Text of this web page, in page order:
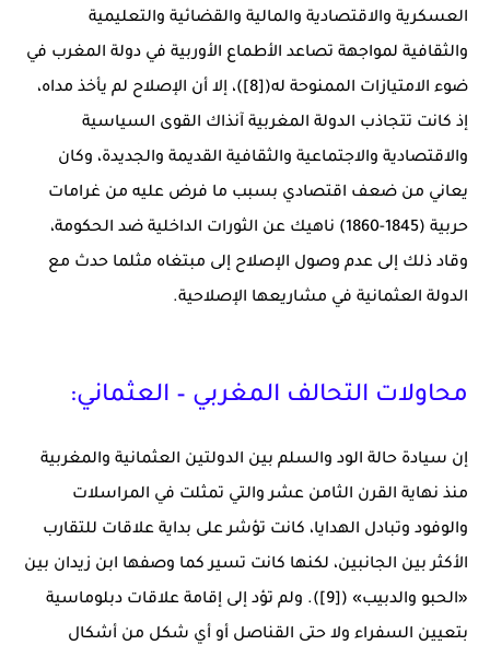
العسكرية والاقتصادية والمالية والقضائية والتعليمية
والثقافية لمواجهة تصاعد الأطماع الأوربية في دولة المغرب في
ضوء الامتيازات الممنوحة له([8])، إلا أن الإصلاح لم يأخذ مداه،
إذ كانت تتجاذب الدولة المغربية آنذاك القوى السياسية
والاقتصادية والاجتماعية والثقافية القديمة والجديدة، وكان
يعاني من ضعف اقتصادي بسبب ما فرض عليه من غرامات
حربية (1845-1860) ناهيك عن الثورات الداخلية ضد الحكومة،
وقاد ذلك إلى عدم وصول الإصلاح إلى مبتغاه مثلما حدث مع
الدولة العثمانية في مشاريعها الإصلاحية.
محاولات التحالف المغربي – العثماني:
إن سيادة حالة الود والسلم بين الدولتين العثمانية والمغربية
منذ نهاية القرن الثامن عشر والتي تمثلت في المراسلات
والوفود وتبادل الهدايا، كانت تؤشر على بداية علاقات للتقارب
الأكثر بين الجانبين، لكنها كانت تسير كما وصفها ابن زيدان بين
«الحبو والدبيب» ([9]). ولم تؤد إلى إقامة علاقات دبلوماسية
بتعيين السفراء ولا حتى القناصل أو أي شكل من أشكال